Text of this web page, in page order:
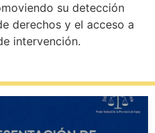
su detección
derechos y el acceso a
intervención.